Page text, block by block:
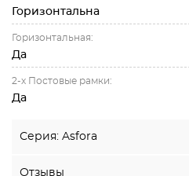
Горизонтальна
Горизонтальная:
Да
2-х Постовые рамки:
Да
Серия: Asfora
Отзывы